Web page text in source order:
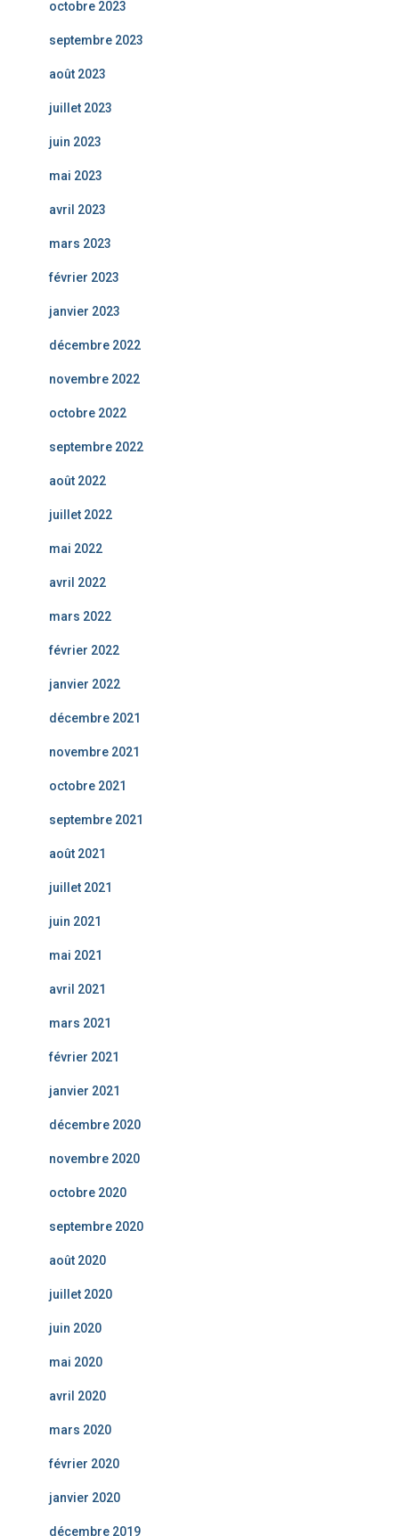
octobre 2023
septembre 2023
août 2023
juillet 2023
juin 2023
mai 2023
avril 2023
mars 2023
février 2023
janvier 2023
décembre 2022
novembre 2022
octobre 2022
septembre 2022
août 2022
juillet 2022
mai 2022
avril 2022
mars 2022
février 2022
janvier 2022
décembre 2021
novembre 2021
octobre 2021
septembre 2021
août 2021
juillet 2021
juin 2021
mai 2021
avril 2021
mars 2021
février 2021
janvier 2021
décembre 2020
novembre 2020
octobre 2020
septembre 2020
août 2020
juillet 2020
juin 2020
mai 2020
avril 2020
mars 2020
février 2020
janvier 2020
décembre 2019